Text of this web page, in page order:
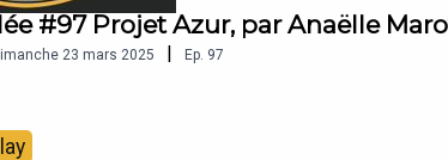
#97 Projet Azur, par Anaëlle
23 mars 2025 | Ep. 97